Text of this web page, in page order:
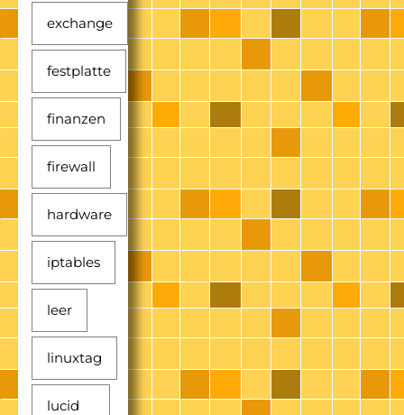
exchange
festplatte
finanzen
firewall
hardware
iptables
leer
linuxtag
lucid